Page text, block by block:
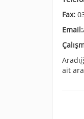
Fax:
Email:
ait